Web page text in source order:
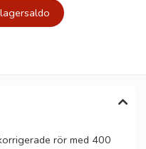
rör med 400